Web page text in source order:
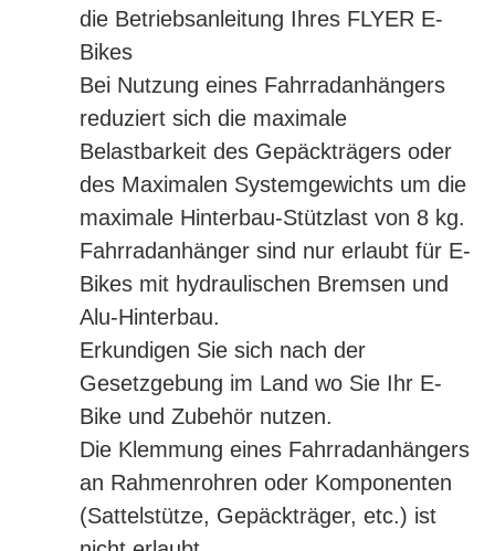
die Betriebsanleitung Ihres FLYER E-
Bikes
Bei Nutzung eines Fahrradanhängers
reduziert sich die maximale
Belastbarkeit des Gepäckträgers oder
des Maximalen Systemgewichts um die
maximale Hinterbau-Stützlast von 8 kg.
Fahrradanhänger sind nur erlaubt für E-
Bikes mit hydraulischen Bremsen und
Alu-Hinterbau.
Erkundigen Sie sich nach der
Gesetzgebung im Land wo Sie Ihr E-
Bike und Zubehör nutzen.
Die Klemmung eines Fahrradanhängers
an Rahmenrohren oder Komponenten
(Sattelstütze, Gepäckträger, etc.) ist